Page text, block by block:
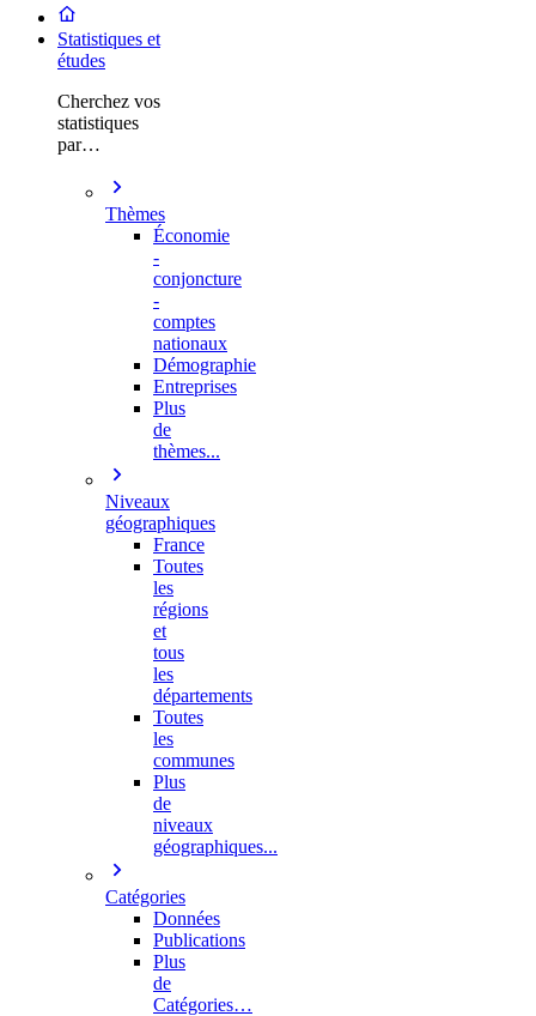
Statistiques et
études
Cherchez vos
statistiques
par…
Thèmes
Économie
-
conjoncture
-
comptes
nationaux
Démographie
Entreprises
Plus
de
thèmes...
Niveaux
géographiques
France
Toutes
les
régions
et
tous
les
départements
Toutes
les
communes
Plus
de
niveaux
géographiques...
Catégories
Données
Publications
Plus
de
Catégories…